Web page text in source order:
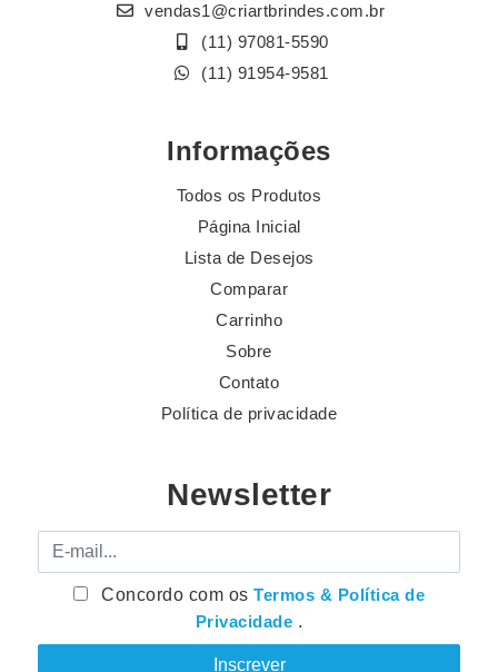
vendas1@criartbrindes.com.br
(11) 97081-5590
(11) 91954-9581
Informações
Todos os Produtos
Página Inicial
Lista de Desejos
Comparar
Carrinho
Sobre
Contato
Política de privacidade
Newsletter
E-mail
Concordo com osTermos & Política de
Privacidade .